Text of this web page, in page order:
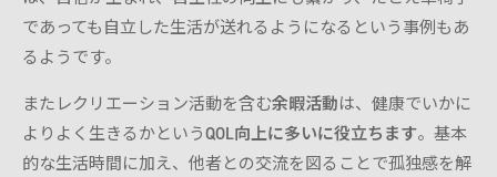
であっても自立した生活が送れるようになるという事例もあ
るようです。
またレクリエーション活動を含む余暇活動は、健康でいかに
よりよく生きるかというQOL向上に多いに役立ちます。基本
的な生活時間に加え、他者との交流を図ることで孤独感を解